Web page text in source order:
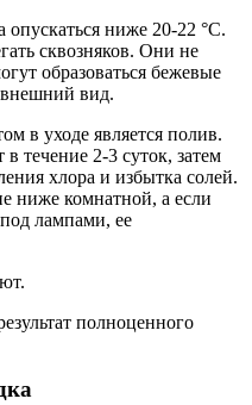
опускаться ниже 20-22 °С.
сквозняков. Они не
образоваться бежевые
вид.
в уходе является полив.
течение 2-3 суток, затем
хлора и избытка солей.
ниже комнатной, а если
лампами, ее
полноценного